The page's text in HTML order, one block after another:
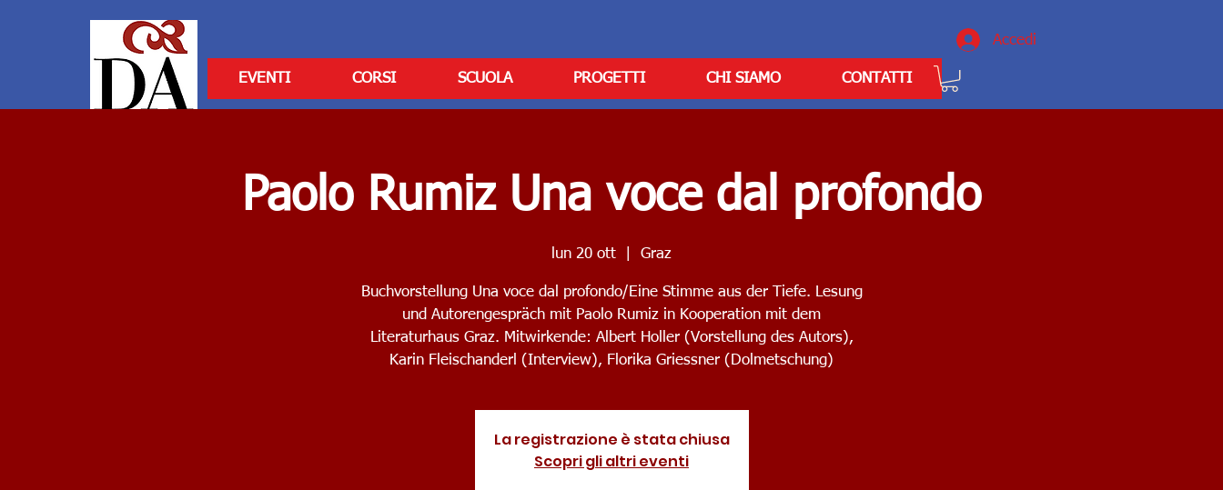
Accedi
EVENTI CORSI SCUOLA PROGETTI CHI SIAMO CONTATTI
Paolo Rumiz Una voce dal profondo
lun 20 ott Graz
Buchvorstellung Una voce dal profondo/Eine Stimme aus der Tiefe. Lesung
und Autorengespräch mit Paolo Rumiz in Kooperation mit dem
Literaturhaus Graz. Mitwirkende: Albert Holler (Vorstellung des Autors),
Karin Fleischanderl (Interview), Florika Griessner (Dolmetschung)
La registrazione è stata chiusa
Scopri gli altri eventi